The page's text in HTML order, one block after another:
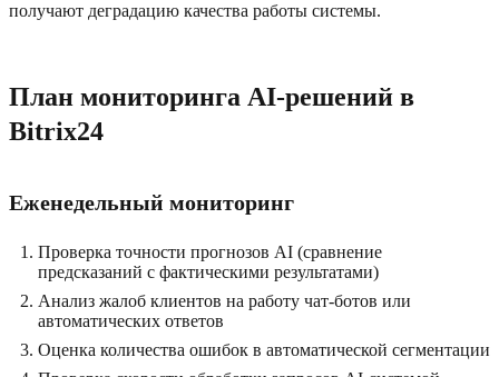
получают деградацию качества работы системы.
План мониторинга AI-решений в
Bitrix24
Еженедельный мониторинг
Проверка точности прогнозов AI (сравнение
предсказаний с фактическими результатами)
Анализ жалоб клиентов на работу чат-ботов или
автоматических ответов
Оценка количества ошибок в автоматической сегментации